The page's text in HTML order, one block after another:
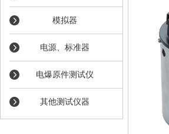
模拟器
电源、标准器
电爆原件测试仪
其他测试仪器